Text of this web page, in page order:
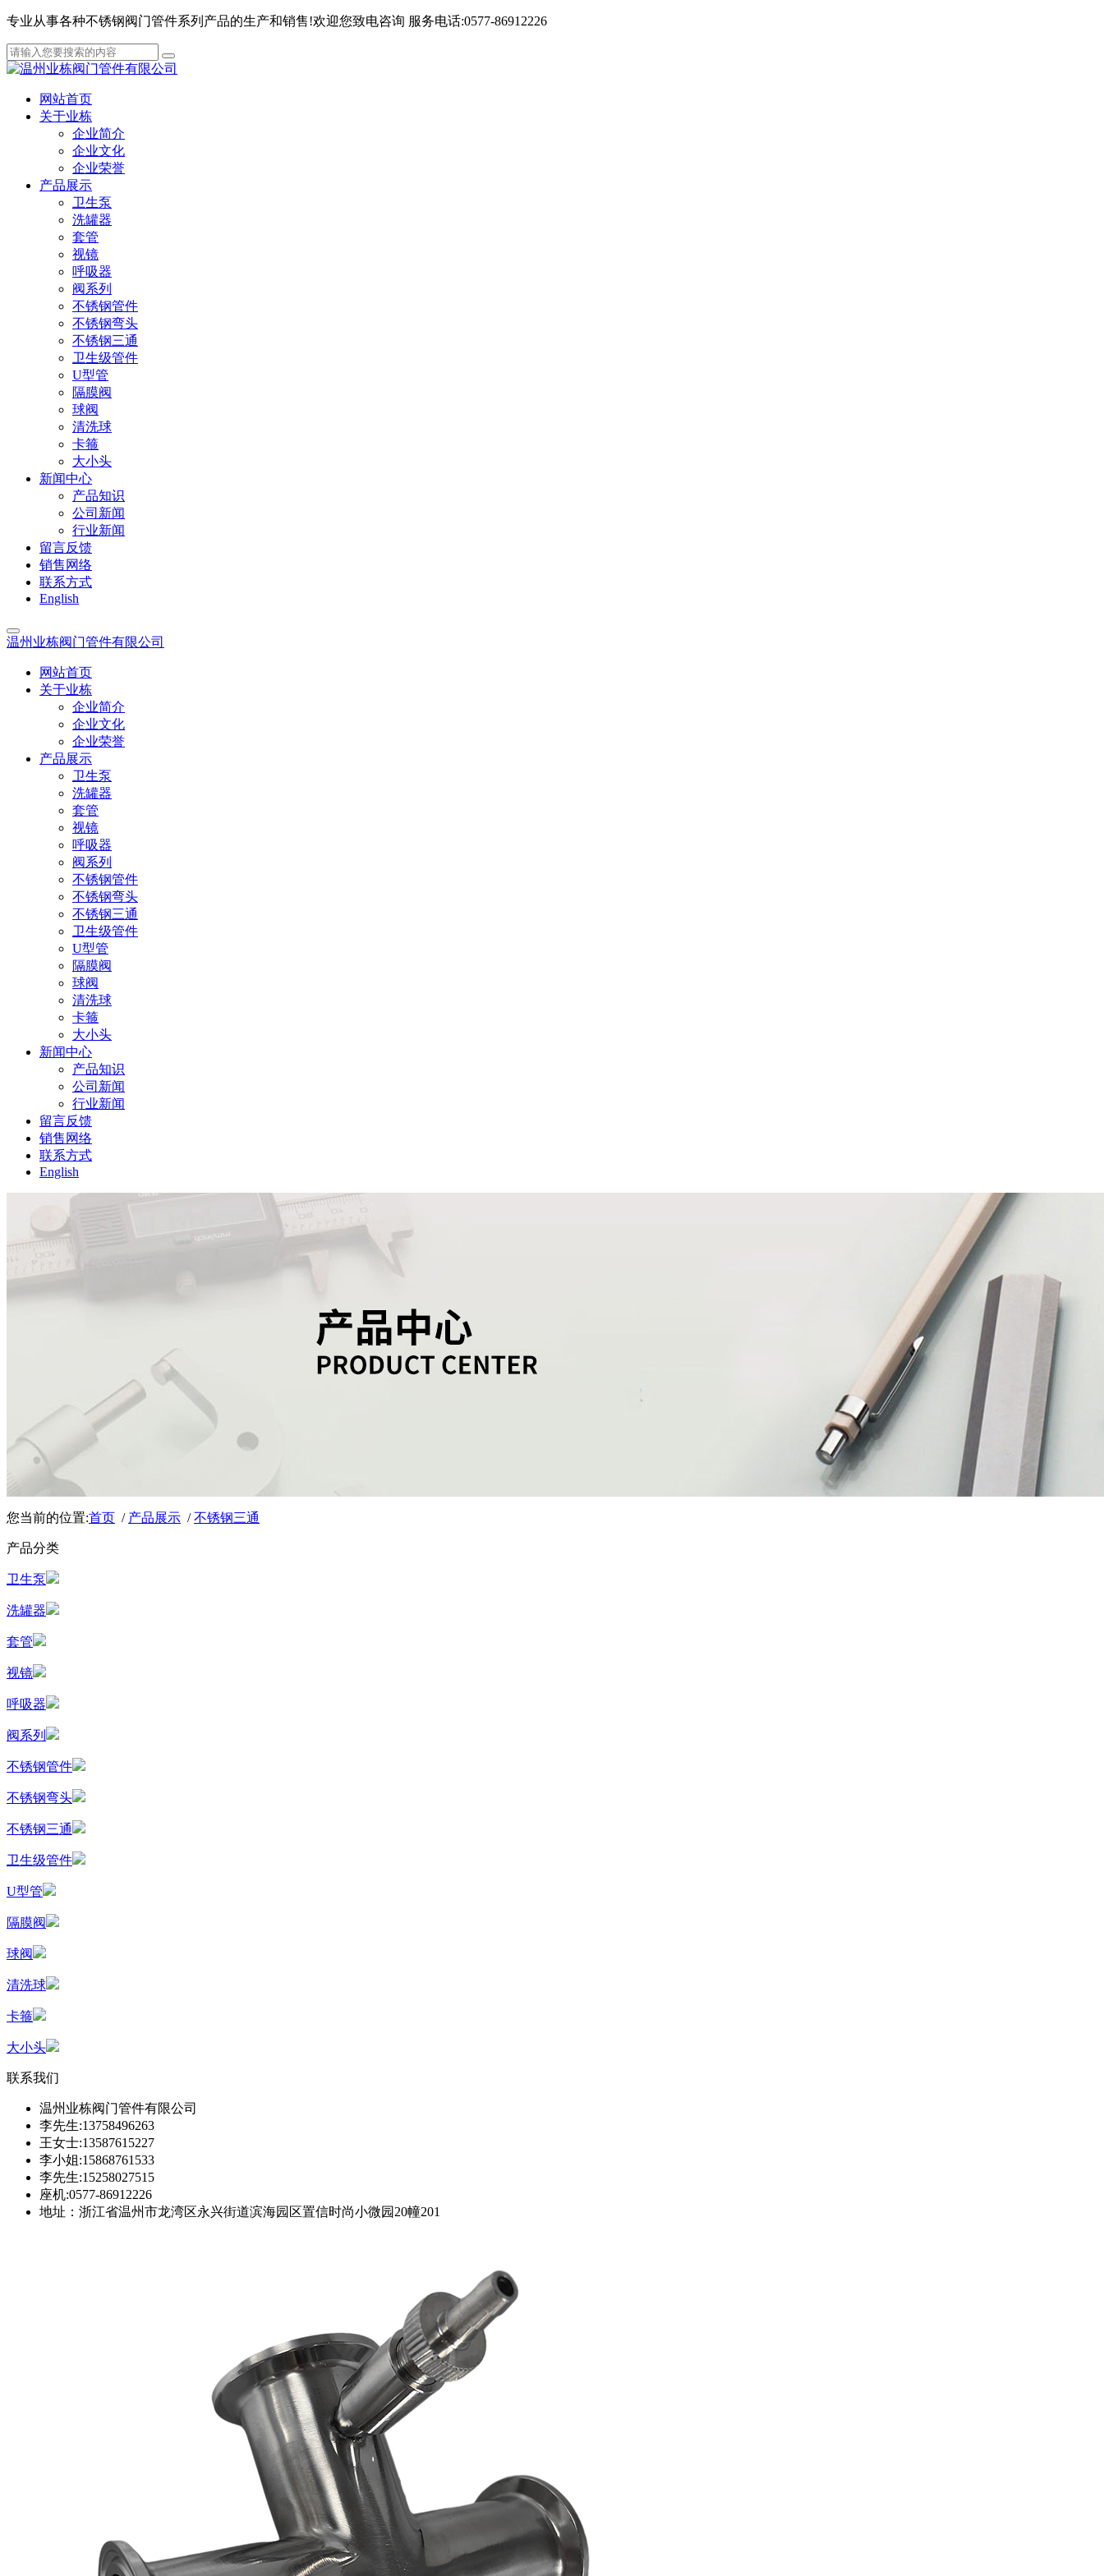
专业从事各种不锈钢阀门管件系列产品的生产和销售!欢迎您致电咨询 服务电话:0577-86912226
网站首页
关于业栋
企业简介
企业文化
企业荣誉
产品展示
卫生泵
洗罐器
套管
视镜
呼吸器
阀系列
不锈钢管件
不锈钢弯头
不锈钢三通
卫生级管件
U型管
隔膜阀
球阀
清洗球
卡箍
大小头
新闻中心
产品知识
公司新闻
行业新闻
留言反馈
销售网络
联系方式
English
温州业栋阀门管件有限公司
网站首页
关于业栋
企业简介
企业文化
企业荣誉
产品展示
卫生泵
洗罐器
套管
视镜
呼吸器
阀系列
不锈钢管件
不锈钢弯头
不锈钢三通
卫生级管件
U型管
隔膜阀
球阀
清洗球
卡箍
大小头
新闻中心
产品知识
公司新闻
行业新闻
留言反馈
销售网络
联系方式
English
您当前的位置:首页 / 产品展示 /不锈钢三通
产品分类
卫生泵
洗罐器
套管
视镜
呼吸器
阀系列
不锈钢管件
不锈钢弯头
不锈钢三通
卫生级管件
U型管
隔膜阀
球阀
清洗球
卡箍
大小头
联系我们
温州业栋阀门管件有限公司
李先生:13758496263
王女士:13587615227
李小姐:15868761533
李先生:15258027515
座机:0577-86912226
地址：浙江省温州市龙湾区永兴街道滨海园区置信时尚小微园20幢201